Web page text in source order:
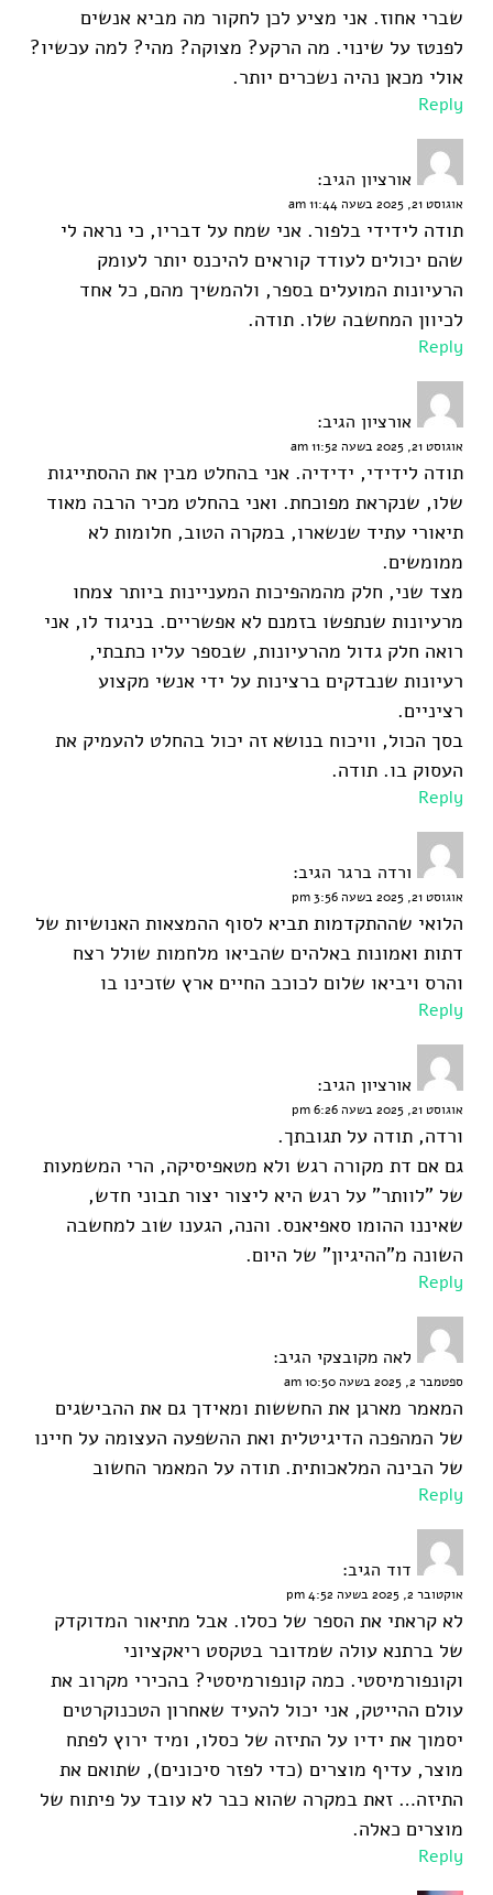
שברי אחוז. אני מציע לכן לחקור מה מביא אנשים
לפנטז על שינוי. מה הרקע? מצוקה? מהי? למה עכשיו?
אולי מכאן נהיה נשכרים יותר.
Reply
אורציון הגיב:
אוגוסט 21, 2025 בשעה 11:44 am
תודה לידידי בלפור. אני שמח על דבריו, כי נראה לי
שהם יכולים לעודד קוראים להיכנס יותר לעומק
הרעיונות המועלים בספר, ולהמשיך מהם, כל אחד
לכיוון המחשבה שלו. תודה.
Reply
אורציון הגיב:
אוגוסט 21, 2025 בשעה 11:52 am
תודה לידידי, ידידיה. אני בהחלט מבין את ההסתייגות
שלו, שנקראת מפוכחת. ואני בהחלט מכיר הרבה מאוד
תיאורי עתיד שנשארו, במקרה הטוב, חלומות לא
ממומשים.
מצד שני, חלק מהמהפיכות המעניינות ביותר צמחו
מרעיונות שנתפשו בזמנם לא אפשריים. בניגוד לו, אני
רואה חלק גדול מהרעיונות, שבספר עליו כתבתי,
רעיונות שנבדקים ברצינות על ידי אנשי מקצוע
רציניים.
בסך הכול, וויכוח בנושא זה יכול בהחלט להעמיק את
העסוק בו. תודה.
Reply
ורדה ברגר הגיב:
אוגוסט 21, 2025 בשעה 3:56 pm
הלואי שההתקדמות תביא לסוף ההמצאות האנושיות של
דתות ואמונות באלהים שהביאו מלחמות שולל רצח
והרס ויביאו שלום לכוכב החיים ארץ שזכינו בו
Reply
אורציון הגיב:
אוגוסט 21, 2025 בשעה 6:26 pm
ורדה, תודה על תגובתך.
גם אם דת מקורה רגש ולא מטאפיסיקה, הרי המשמעות
של "לוותר" על רגש היא ליצור יצור תבוני חדש,
שאיננו ההומו סאפיאנס. והנה, הגענו שוב למחשבה
השונה מ"ההיגיון" של היום.
Reply
לאה מקובצקי הגיב:
ספטמבר 2, 2025 בשעה 10:50 am
המאמר מארגן את החששות ומאידך גם את ההבישגים
של המהפכה הדיגיטלית ואת ההשפעה העצומה על חיינו
של הבינה המלאכותית. תודה על המאמר החשוב
Reply
דוד הגיב:
אוקטובר 2, 2025 בשעה 4:52 pm
לא קראתי את הספר של כסלו. אבל מתיאור המדוקדק
של ברתנא עולה שמדובר בטקסט ריאקציוני
וקונפורמיסטי. כמה קונפורמיסטי? בהכירי מקרוב את
עולם ההייטק, אני יכול להעיד שאחרון הטכנוקרטים
יסמוך את ידיו על התיזה של כסלו, ומיד ירוץ לפתח
מוצר, עדיף מוצרים (כדי לפזר סיכונים), שתואם את
התיזה… זאת במקרה שהוא כבר לא עובד על פיתוח של
מוצרים כאלה.
Reply